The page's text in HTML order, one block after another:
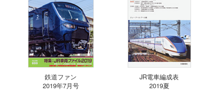
鉄道ファン
2019年7月号
JR電車編成表
2019夏